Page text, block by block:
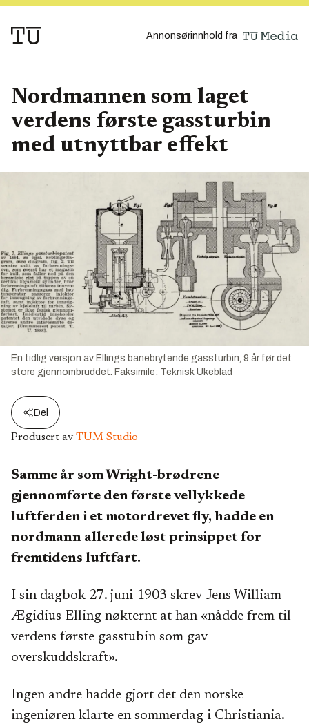
Annonsørinnhold fra
Nordmannen som laget
verdens første gassturbin
med utnyttbar effekt
En tidlig versjon av Ellings banebrytende gassturbin, 9 år før det
store gjennombruddet. Faksimile: Teknisk Ukeblad
Del
Produsert av TUM Studio
Samme år som Wright-brødrene
gjennomførte den første vellykkede
luftferden i et motordrevet fly, hadde en
nordmann allerede løst prinsippet for
fremtidens luftfart.
I sin dagbok 27. juni 1903 skrev Jens William
Ægidius Elling nøkternt at han «nådde frem til
verdens første gasstubin som gav
overskuddskraft».
Ingen andre hadde gjort det den norske
ingeniøren klarte en sommerdag i Christiania.